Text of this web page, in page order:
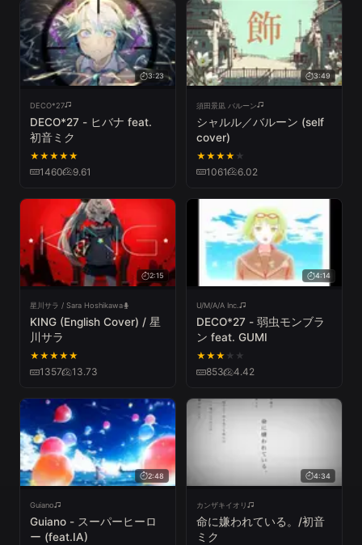
3:23
DECO*27
DECO*27 - ヒバナ feat.
初音ミク
★★★★★
1460 9.61
3:49
須田景凪 バルーン
シャルル／バルーン (self
cover)
★★★★ ★
1061 6.02
2:15
星川サラ / Sara Hoshikawa
KING (English Cover) / 星
川サラ
★★★★★
1357 13.73
4:14
U/M/A/A Inc.
DECO*27 - 弱虫モンブラ
ン feat. GUMI
★★★ ★ ★
853 4.42
2:48
Guiano
Guiano - スーパーヒーロ
ー (feat.IA)
4:34
カンザキイオリ
命に嫌われている。/初音
ミク